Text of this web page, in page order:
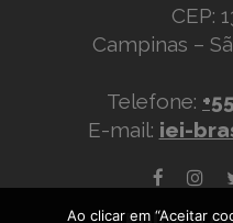
CEP:
Campinas –
Telefone:
E-mail: iei-
Ao clicar em “Aceitar